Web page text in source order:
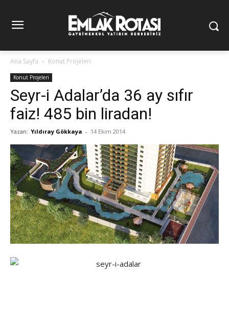
Ana Sayfa Konut Projeleri
Konut Projeleri
Seyr-i Adalar’da 36 ay sıfır
faiz! 485 bin liradan!
Yazan: Yıldıray Gökkaya - 14 Ekim 2014